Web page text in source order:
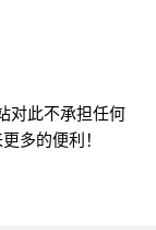
对此不承担任何
多的便利！